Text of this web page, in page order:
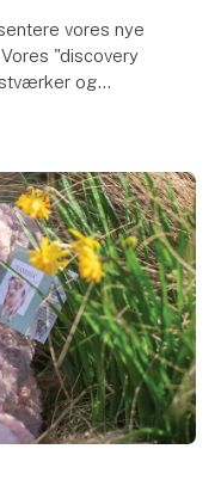
vores nye
"discovery
og